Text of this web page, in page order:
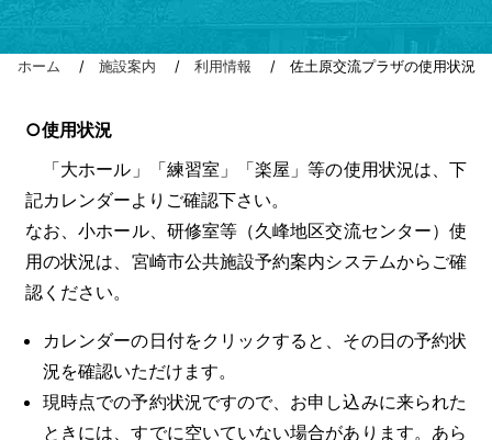
ホーム / 施設案内 / 利用情報 / 佐土原交流プラザの使用状況
○使用状況
「大ホール」「練習室」「楽屋」等の使用状況は、下
記カレンダーよりご確認下さい。
なお、小ホール、研修室等（久峰地区交流センター）使
用の状況は、宮崎市公共施設予約案内システムからご確
認ください。
カレンダーの日付をクリックすると、その日の予約状
況を確認いただけます。
現時点での予約状況ですので、お申し込みに来られた
ときには、すでに空いていない場合があります。あら